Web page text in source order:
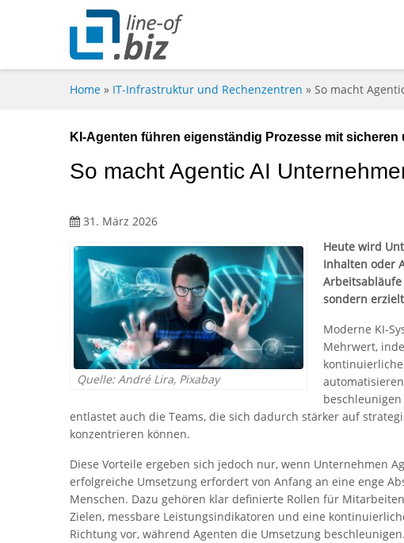
Home » IT-Infrastruktur und Rechenzentren » So macht
KI-Agenten führen eigenständig Prozesse mit
So macht Agentic AI
31. März 2026
Quelle: André Lira, Pixabay
Heute wird
Inhalten oder
sondern
Moderne KI-
Mehrwert,
entlastet auch die Teams, die sich dadurch stärker auf
konzentrieren können.
Diese Vorteile ergeben sich jedoch nur, wenn Unternehmen
erfolgreiche Umsetzung erfordert von Anfang an eine enge
Menschen. Dazu gehören klar definierte Rollen für
Zielen, messbare Leistungsindikatoren und eine
Richtung vor, während Agenten die Umsetzung beschleunigen.